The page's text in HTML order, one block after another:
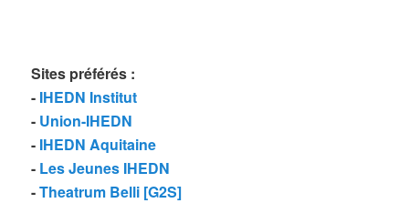
Sites préférés :
- IHEDN Institut
- Union-IHEDN
- IHEDN Aquitaine
- Les Jeunes IHEDN
-Theatrum Belli [G2S]